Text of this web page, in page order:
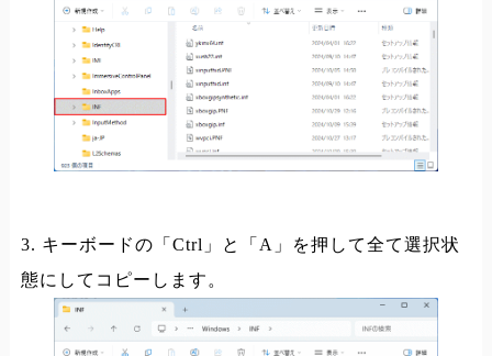
3. キーボードの「Ctrl」と「A」を押して全て選択状
態にしてコピーします。